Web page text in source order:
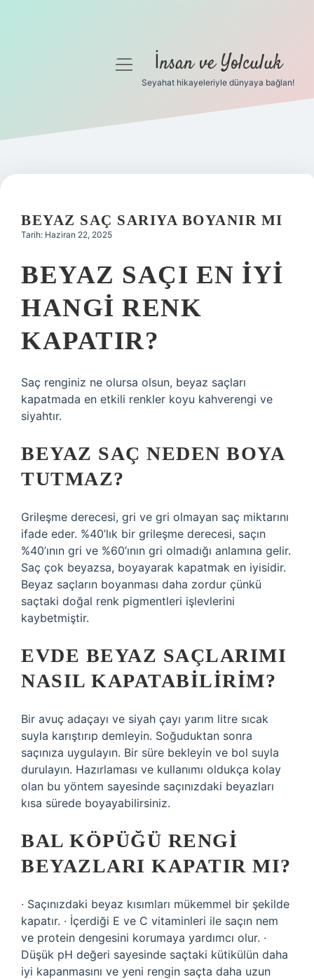
Gizlilik Politikası
Yasal Uyarı
menüyü İnsan ve Yolculuk
Seyahat hikayeleriyle dünyaya bağlan!
BEYAZ SAÇ SARIYA BOYANIR MI
Tarih: Haziran 22, 2025
BEYAZ SAÇI EN IYI
HANGI RENK
KAPATIR?
Saç renginiz ne olursa olsun, beyaz saçları
kapatmada en etkili renkler koyu kahverengi ve
siyahtır.
BEYAZ SAÇ NEDEN BOYA
TUTMAZ?
Grileşme derecesi, gri ve gri olmayan saç miktarını
ifade eder. %40’lık bir grileşme derecesi, saçın
%40’ının gri ve %60’ının gri olmadığı anlamına gelir.
Saç çok beyazsa, boyayarak kapatmak en iyisidir.
Beyaz saçların boyanması daha zordur çünkü
saçtaki doğal renk pigmentleri işlevlerini
kaybetmiştir.
EVDE BEYAZ SAÇLARIMI
NASIL KAPATABILIRIM?
Bir avuç adaçayı ve siyah çayı yarım litre sıcak
suyla karıştırıp demleyin. Soğuduktan sonra
saçınıza uygulayın. Bir süre bekleyin ve bol suyla
durulayın. Hazırlaması ve kullanımı oldukça kolay
olan bu yöntem sayesinde saçınızdaki beyazları
kısa sürede boyayabilirsiniz.
BAL KÖPÜĞÜ RENGI
BEYAZLARI KAPATIR MI?
· Saçınızdaki beyaz kısımları mükemmel bir şekilde
kapatır. · İçerdiği E ve C vitaminleri ile saçın nem
ve protein dengesini korumaya yardımcı olur. ·
Düşük pH değeri sayesinde saçtaki kütikülün daha
iyi kapanmasını ve yeni rengin saçta daha uzun